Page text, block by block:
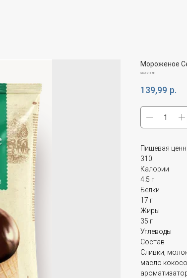
Мороженое
SKU:21188
139,99 р.
Пищевая
310
Калории
4.5 г
Белки
17 г
Жиры
35 г
Углеводы
Состав
Сливки,
масло